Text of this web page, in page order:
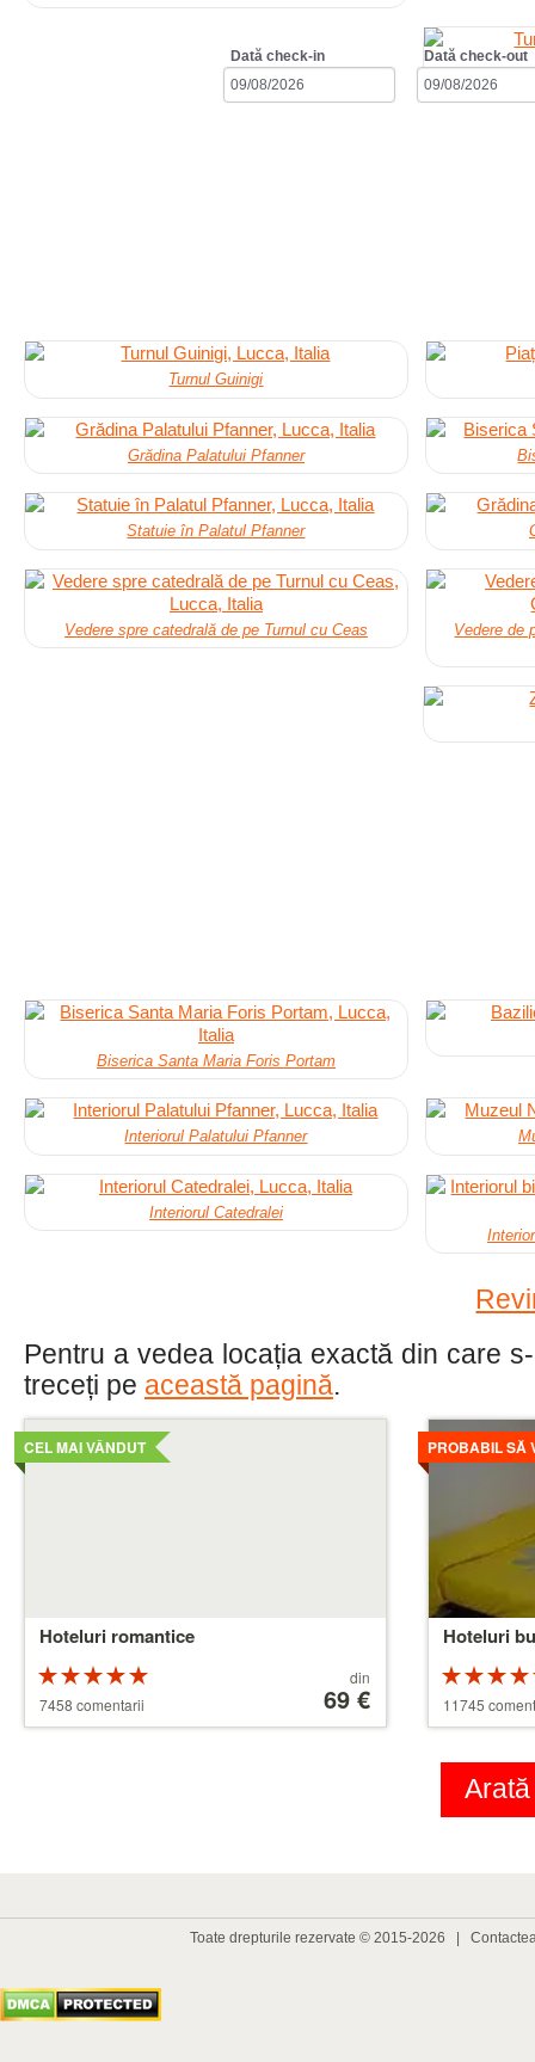
Dată check-in Dată check-out
Turnul Guinigi
Grădina Palatului Pfanner
Statuie în Palatul Pfanner
Vedere spre catedrală de pe Turnul cu Ceas Vedere de
Biserica Santa Maria Foris Portam
Interiorul Palatului Pfanner
Interiorul Catedralei
Pentru a vedea locația exactă din care
treceți pe această pagină.
Hoteluri romantice
CEL MAI VÂNDUT
7458 comentarii
la
din
69 €
Mai
detaliat
Hoteluri
PROBABIL SĂ
11745
Mai
detaliat
Toate drepturile rezervate © 2015-2026 |